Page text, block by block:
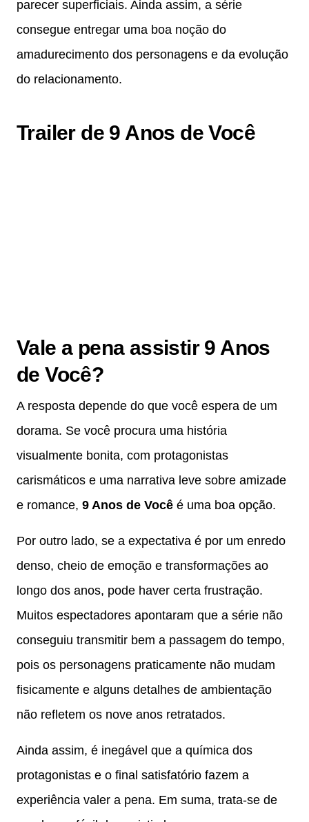
parecer superficiais. Ainda assim, a série
consegue entregar uma boa noção do
amadurecimento dos personagens e da evolução
do relacionamento.
Trailer de 9 Anos de Você
Vale a pena assistir 9 Anos
de Você?
A resposta depende do que você espera de um
dorama. Se você procura uma história
visualmente bonita, com protagonistas
carismáticos e uma narrativa leve sobre amizade
e romance, 9 Anos de Você é uma boa opção.
Por outro lado, se a expectativa é por um enredo
denso, cheio de emoção e transformações ao
longo dos anos, pode haver certa frustração.
Muitos espectadores apontaram que a série não
conseguiu transmitir bem a passagem do tempo,
pois os personagens praticamente não mudam
fisicamente e alguns detalhes de ambientação
não refletem os nove anos retratados.
Ainda assim, é inegável que a química dos
protagonistas e o final satisfatório fazem a
experiência valer a pena. Em suma, trata-se de